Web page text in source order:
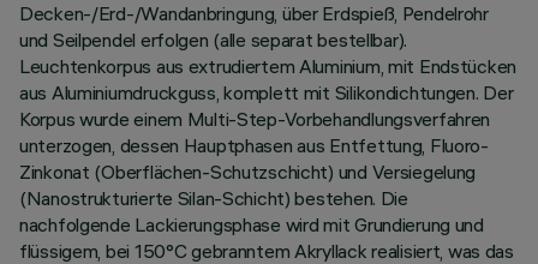
Decken-/Erd-/Wandanbringung, über Erdspieß, Pendelrohr
und Seilpendel erfolgen (alle separat bestellbar).
Leuchtenkorpus aus extrudiertem Aluminium, mit Endstücken
aus Aluminiumdruckguss, komplett mit Silikondichtungen. Der
Korpus wurde einem Multi-Step-Vorbehandlungsverfahren
unterzogen, dessen Hauptphasen aus Entfettung, Fluoro-
Zinkonat (Oberflächen-Schutzschicht) und Versiegelung
(Nanostrukturierte Silan-Schicht) bestehen. Die
nachfolgende Lackierungsphase wird mit Grundierung und
flüssigem, bei 150°C gebranntem Akryllack realisiert, was das